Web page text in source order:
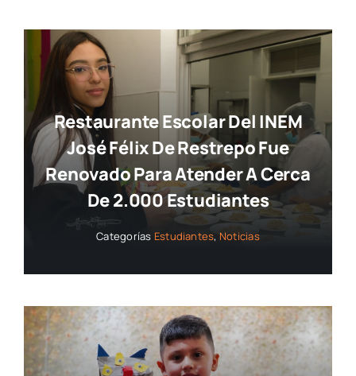
Restaurante Escolar Del INEM
José Félix De Restrepo Fue
Renovado Para Atender A Cerca
De 2.000 Estudiantes
Categorías Estudiantes, Noticias